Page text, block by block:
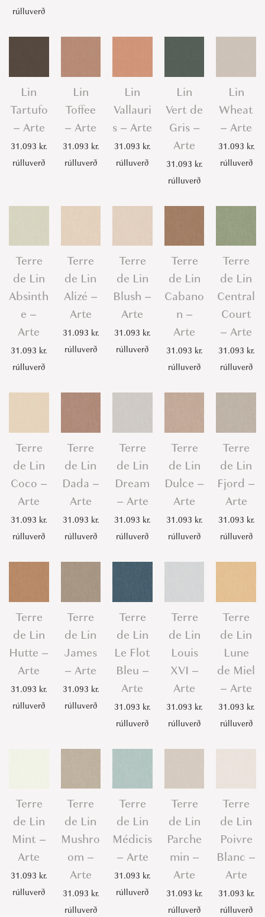
rúlluverð
Lin
Tartufo
– Arte
31.093 kr.
rúlluverð
Lin
Toffee
– Arte
31.093 kr.
rúlluverð
Lin
Vallauri
s – Arte
31.093 kr.
rúlluverð
Lin
Vert de
Gris –
Arte
31.093 kr.
rúlluverð
Lin
Wheat
– Arte
31.093 kr.
rúlluverð
Terre
de Lin
Absinth
e –
Arte
31.093 kr.
rúlluverð
Terre
de Lin
Alizé –
Arte
31.093 kr.
rúlluverð
Terre
de Lin
Blush –
Arte
31.093 kr.
rúlluverð
Terre
de Lin
Cabano
n –
Arte
31.093 kr.
rúlluverð
Terre
de Lin
Central
Court
– Arte
31.093 kr.
rúlluverð
Terre
de Lin
Coco –
Arte
31.093 kr.
rúlluverð
Terre
de Lin
Dada –
Arte
31.093 kr.
rúlluverð
Terre
de Lin
Dream
– Arte
31.093 kr.
rúlluverð
Terre
de Lin
Dulce –
Arte
31.093 kr.
rúlluverð
Terre
de Lin
Fjord –
Arte
31.093 kr.
rúlluverð
Terre
de Lin
Hutte –
Arte
31.093 kr.
rúlluverð
Terre
de Lin
James
– Arte
31.093 kr.
rúlluverð
Terre
de Lin
Le Flot
Bleu –
Arte
31.093 kr.
rúlluverð
Terre
de Lin
Louis
XVI –
Arte
31.093 kr.
rúlluverð
Terre
de Lin
Lune
de Miel
– Arte
31.093 kr.
rúlluverð
Terre
de Lin
Mint –
Arte
31.093 kr.
rúlluverð
Terre
de Lin
Mushro
om –
Arte
31.093 kr.
rúlluverð
Terre
de Lin
Médicis
– Arte
31.093 kr.
rúlluverð
Terre
de Lin
Parche
min –
Arte
31.093 kr.
rúlluverð
Terre
de Lin
Poivre
Blanc –
Arte
31.093 kr.
rúlluverð